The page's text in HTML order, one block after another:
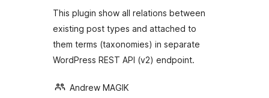
価
This plugin show all relations between
existing post types and attached to
them terms (taxonomies) in separate
WordPress REST API (v2) endpoint.
Andrew MAGIK